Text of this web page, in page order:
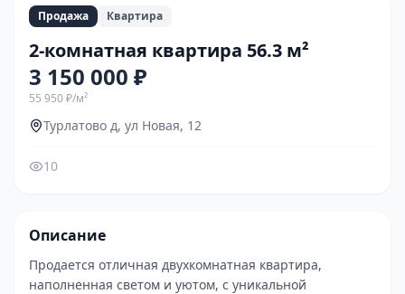
Продажа Квартира
2-комнатная квартира 56.3 м²
3 150 000 ₽
55 950 ₽/м²
Турлатово д, ул Новая, 12
10
Описание
Продается отличная двухкомнатная квартира,
наполненная светом и уютом, с уникальной